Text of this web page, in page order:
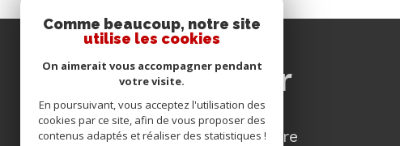
connecter
espace propriétaire
Comme beaucoup, notre site
utilise les cookies
On aimerait vous accompagner pendant
votre visite.
En poursuivant, vous acceptez l'utilisation des
cookies par ce site, afin de vous proposer des
contenus adaptés et réaliser des statistiques !